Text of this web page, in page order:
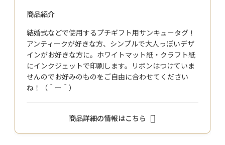
商品紹介
結婚式などで使用するプチギフト用サンキュータグ！
アンティークが好きな方、シンプルで大人っぽいデザ
インがお好きな方に。ホワイトマット紙・クラフト紙
にインクジェットで印刷します。リボンはつけていま
せんのでお好みのものをご自由に合わせてください
ね！（＾ー＾）
商品詳細の情報はこちら